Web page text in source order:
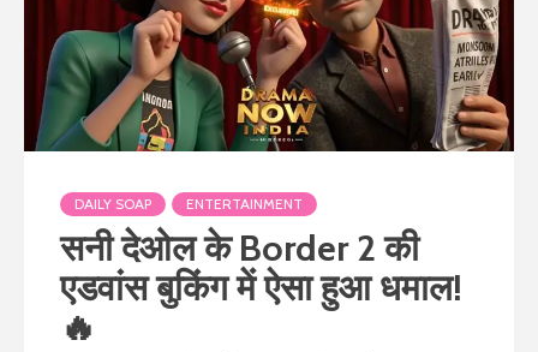
DAILY SOAP ENTERTAINMENT
सनी देओल के Border 2 की
एडवांस बुकिंग में ऐसा हुआ धमाल!
🔥